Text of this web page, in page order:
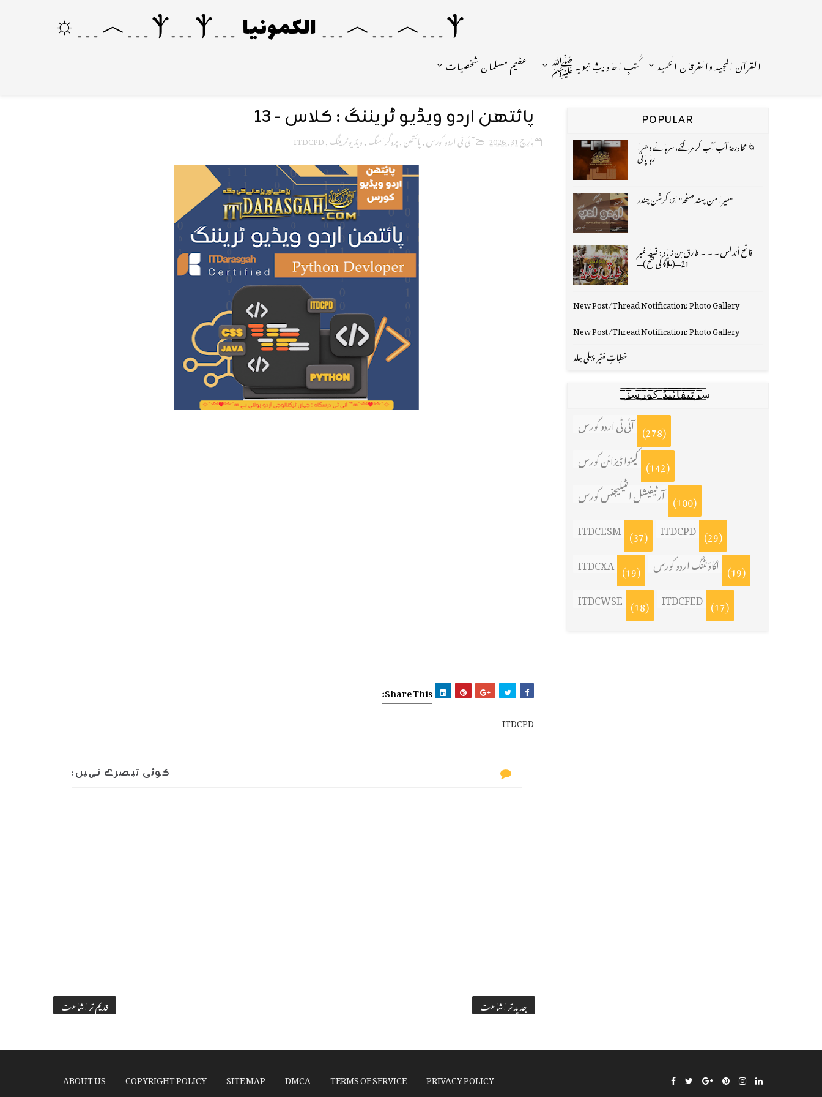
Ⲯ﹍︿﹍︿﹍ الکمونیا ﹍Ⲯ﹍Ⲯ﹍︿﹍☼
القرآن المجید والفرقان الحمید کُتبِ احادیثِ نبویہ ﷺ عظیم مسلمان شخصیات
پائتھن اردو ویڈیو ٹریننگ : کلاس - 13
مارچ 31, 2026 آئی ٹی اردو کورس,پائتھن,پروگرامنگ,ویڈیو ٹریننگ,
ITDCPD
Share This:
ITDCPD
کوئی تبصرے نہیں:
جدید تر اشاعت قدیم تر اشاعت
POPULAR
🌀 محاورہ: آب آب کر مر گئے، سرہانے دھرا
رہا پانی
"میرا من پسند صفحہ" از: کرشن چندر
فاتح اُندلس ۔ ۔ ۔ طارق بن زیاد : قسط نمبر
21═(ملاگا کی فتح )═
New Post/Thread Notification: Photo Gallery
New Post/Thread Notification: Photo Gallery
خطباتِ فقیر پہلی جلد
س̳̿͟͞ر̳̿͟͞ٹ̳̿͟͞ی̳̿͟͞ف̳̿͟͞ا̳̿͟͞ي̳̳̿ٔ̿͟͟͞͞ی̳̿͟͞ڈ̳̿͟͞ ̳̿͟͞ک̳̿͟͞و̳̿͟͞ر̳̿͟͞س̳̿͟͞ز̳̿͟͞
آئی ٹی اردو کورس (278)
کینوا ڈیزائن کورس (142)
آرٹیفیشل انٹیلیجنس کورس (100)
ITDCESM (37) ITDCPD (29)
ITDCXA (19) اکاؤنٹنگ اردو کورس (19)
ITDCWSE (18) ITDCFED (17)
ABOUT US COPYRIGHT POLICY SITE MAP DMCA TERMS OF SERVICE PRIVACY POLICY